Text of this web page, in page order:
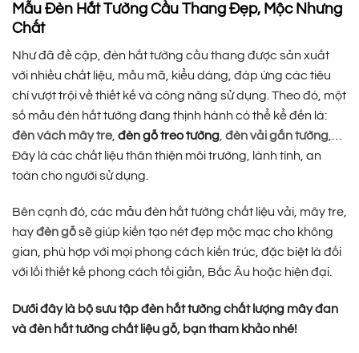
Mẫu Đèn Hắt Tường Cầu Thang Đẹp, Mộc Nhưng
Chất
Như đã đề cập, đèn hắt tường cầu thang được sản xuất
với nhiều chất liệu, mẫu mã, kiểu dáng, đáp ứng các tiêu
chí vượt trội về thiết kế và công năng sử dụng. Theo đó, một
số mẫu đèn hắt tường đang thịnh hành có thể kể đến là:
đèn vách mây tre đèn gỗ treo tường đèn vải gắn tường
Đây là các chất liệu thân thiện môi trường, lành tính, an
toàn cho người sử dụng.
Bên cạnh đó, các mẫu đèn hắt tường chất liệu vải, mây tre,
hayđèn gỗsẽ giúp kiến tạo nét đẹp mộc mạc cho không
gian, phù hợp với mọi phong cách kiến trúc, đặc biệt là đối
với lối thiết kế phong cách tối giản, Bắc Âu hoặc hiện đại.
Dưới đây là bộ sưu tập đèn hắt tường chất lượng mây đan
và đèn hắt tường chất liệu gỗ, bạn tham khảo nhé!